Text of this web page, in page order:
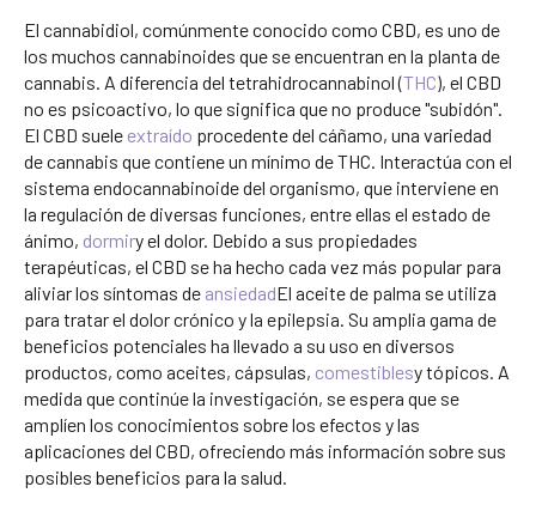
El cannabidiol, comúnmente conocido como CBD, es uno de
los muchos cannabinoides que se encuentran en la planta de
cannabis. A diferencia del tetrahidrocannabinol (THC), el CBD
no es psicoactivo, lo que significa que no produce "subidón".
El CBD suele extraído procedente del cáñamo, una variedad
de cannabis que contiene un mínimo de THC. Interactúa con el
sistema endocannabinoide del organismo, que interviene en
la regulación de diversas funciones, entre ellas el estado de
ánimo, dormiry el dolor. Debido a sus propiedades
terapéuticas, el CBD se ha hecho cada vez más popular para
aliviar los síntomas de ansiedadEl aceite de palma se utiliza
para tratar el dolor crónico y la epilepsia. Su amplia gama de
beneficios potenciales ha llevado a su uso en diversos
productos, como aceites, cápsulas, comestiblesy tópicos. A
medida que continúe la investigación, se espera que se
amplíen los conocimientos sobre los efectos y las
aplicaciones del CBD, ofreciendo más información sobre sus
posibles beneficios para la salud.